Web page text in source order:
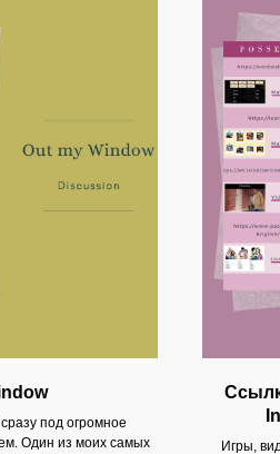
под огромное
Один из моих самых
Игры,